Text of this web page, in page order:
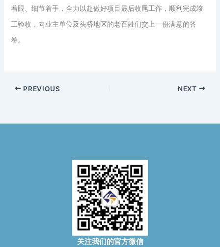
着眼、细节着手，全力以赴做好项目最后收尾工作，顺利完成竣
工验收，向业主单位及头桥地区的老百姓们交上一份满意的答
卷。
PREVIOUS NEXT
关注我们的官方微信